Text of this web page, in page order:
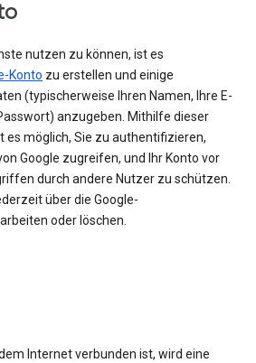
nutzen zu können, ist es
Konto zu erstellen und einige
(typischerweise Ihren Namen, Ihre E-
anzugeben. Mithilfe dieser
es möglich, Sie zu authentifizieren,
Google zugreifen, und Ihr Konto vor
durch andere Nutzer zu schützen.
über die Google-
oder löschen.
Internet verbunden ist, wird eine